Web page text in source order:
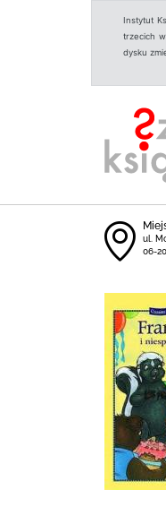
Instytut
trzecich
dysku
ul.
06-